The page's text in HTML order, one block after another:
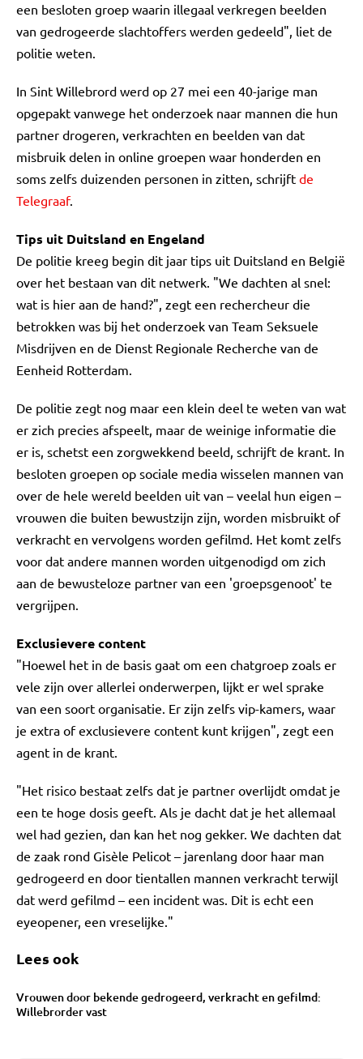
een besloten groep waarin illegaal verkregen beelden
van gedrogeerde slachtoffers werden gedeeld", liet de
politie weten.
In Sint Willebrord werd op 27 mei een 40-jarige man
opgepakt vanwege het onderzoek naar mannen die hun
partner drogeren, verkrachten en beelden van dat
misbruik delen in online groepen waar honderden en
soms zelfs duizenden personen in zitten, schrijft de
Telegraaf.
Tips uit Duitsland en Engeland
De politie kreeg begin dit jaar tips uit Duitsland en België
over het bestaan van dit netwerk. "We dachten al snel:
wat is hier aan de hand?", zegt een rechercheur die
betrokken was bij het onderzoek van Team Seksuele
Misdrijven en de Dienst Regionale Recherche van de
Eenheid Rotterdam.
De politie zegt nog maar een klein deel te weten van wat
er zich precies afspeelt, maar de weinige informatie die
er is, schetst een zorgwekkend beeld, schrijft de krant. In
besloten groepen op sociale media wisselen mannen van
over de hele wereld beelden uit van – veelal hun eigen –
vrouwen die buiten bewustzijn zijn, worden misbruikt of
verkracht en vervolgens worden gefilmd. Het komt zelfs
voor dat andere mannen worden uitgenodigd om zich
aan de bewusteloze partner van een 'groepsgenoot' te
vergrijpen.
Exclusievere content
"Hoewel het in de basis gaat om een chatgroep zoals er
vele zijn over allerlei onderwerpen, lijkt er wel sprake
van een soort organisatie. Er zijn zelfs vip-kamers, waar
je extra of exclusievere content kunt krijgen", zegt een
agent in de krant.
"Het risico bestaat zelfs dat je partner overlijdt omdat je
een te hoge dosis geeft. Als je dacht dat je het allemaal
wel had gezien, dan kan het nog gekker. We dachten dat
de zaak rond Gisèle Pelicot – jarenlang door haar man
gedrogeerd en door tientallen mannen verkracht terwijl
dat werd gefilmd – een incident was. Dit is echt een
eyeopener, een vreselijke."
Lees ook
Vrouwen door bekende gedrogeerd, verkracht en gefilmd:
Willebrorder vast